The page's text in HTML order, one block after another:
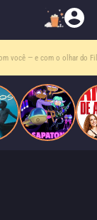
você — e com o olhar do